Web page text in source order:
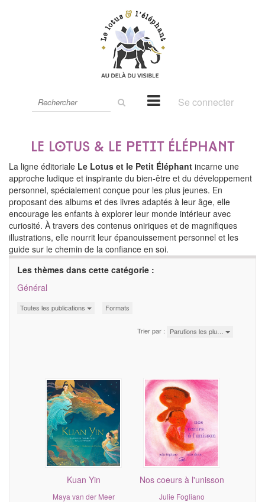
le
Se connecter
Le lotus & le petit éléphant
La ligne éditoriale Le Lotus et le Petit Éléphant incarne une
approche ludique et inspirante du bien-être et du développement
personnel, spécialement conçue pour les plus jeunes. En
proposant des albums et des livres adaptés à leur âge, elle
encourage les enfants à explorer leur monde intérieur avec
curiosité. À travers des contenus oniriques et de magnifiques
illustrations, elle nourrit leur épanouissement personnel et les
guide sur le chemin de la confiance en soi.
Les thèmes dans cette catégorie :
Général
Toutes les publications Formats
Trier par : Parutions les plu…
Kuan Yin
Maya van der Meer
Nos coeurs à l'unisson
Julie Fogliano